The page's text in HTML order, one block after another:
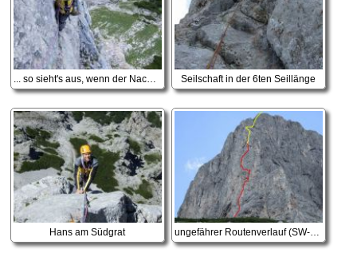
... so sieht's aus, wenn der Nachsteiger einen Stein runter tritt :-( Seilschaft in der 6ten Seillänge
Hans am Südgrat